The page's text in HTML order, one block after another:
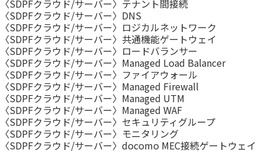
〈SDPFクラウド/サーバー〉テナント間接続
〈SDPFクラウド/サーバー〉DNS
〈SDPFクラウド/サーバー〉ロジカルネットワーク
〈SDPFクラウド/サーバー〉共通機能ゲートウェイ
〈SDPFクラウド/サーバー〉ロードバランサー
〈SDPFクラウド/サーバー〉Managed Load Balancer
〈SDPFクラウド/サーバー〉ファイアウォール
〈SDPFクラウド/サーバー〉Managed Firewall
〈SDPFクラウド/サーバー〉Managed UTM
〈SDPFクラウド/サーバー〉Managed WAF
〈SDPFクラウド/サーバー〉セキュリティグループ
〈SDPFクラウド/サーバー〉モニタリング
〈SDPFクラウド/サーバー〉docomo MEC接続ゲートウェイ